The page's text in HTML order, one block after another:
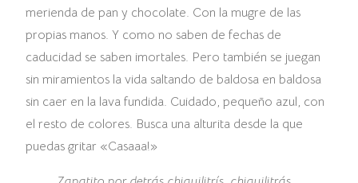
merienda de pan y chocolate. Con la mugre de las
propias manos. Y como no saben de fechas de
caducidad se saben imortales. Pero también se juegan
sin miramientos la vida saltando de baldosa en baldosa
sin caer en la lava fundida. Cuidado, pequeño azul, con
el resto de colores. Busca una alturita desde la que
puedas gritar «Casaaa!»